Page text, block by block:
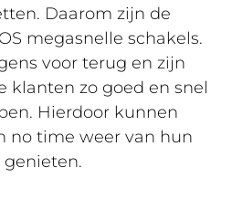
Daarom zijn de
megasnelle schakels.
voor terug en zijn
klanten zo goed en snel
Hierdoor kunnen
no time weer van hun